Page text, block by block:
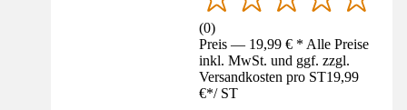
(0)
Preis — 19,99 € * Alle Preise
inkl. MwSt. und ggf. zzgl.
Versandkosten pro ST19,99
€*/ ST